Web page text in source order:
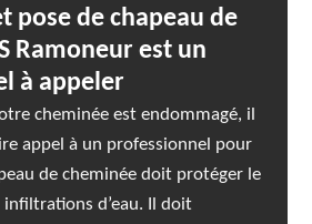
pose de chapeau de
Ramoneur est un
à appeler
cheminée est endommagé, il
appel à un professionnel pour
de cheminée doit protéger le
d’eau. Il doit